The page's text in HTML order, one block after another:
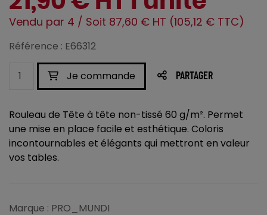
Vendu par 4 / Soit 87,60 € HT (105,12 € TTC)
Référence : E66312
Je commande PARTAGER
Rouleau de Tête à tête non-tissé 60 g/m². Permet
une mise en place facile et esthétique. Coloris
incontournables et élégants qui mettront en valeur
vos tables.
Marque : PRO_MUNDI